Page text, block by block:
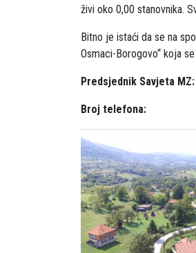
živi oko 0,00 stanovnika.
Bitno je istaći da se na
Osmaci-Borogovo“ koja
Predsjednik Savjeta MZ:
Broj telefona: